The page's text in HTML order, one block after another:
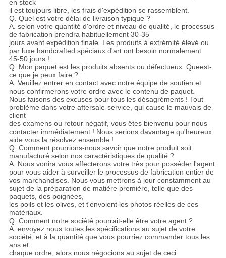
en stock
il est toujours libre, les frais d'expédition se rassemblent.
Q. Quel est votre délai de livraison typique ?
A. selon votre quantité d'ordre et niveau de qualité, le processus
de fabrication prendra habituellement 30-35
jours avant expédition finale. Les produits à extrémité élevé ou
par luxe handcrafted spéciaux d'art ont besoin normalement
45-50 jours !
Q. Mon paquet est les produits absents ou défectueux. Queest-
ce que je peux faire ?
A. Veuillez entrer en contact avec notre équipe de soutien et
nous confirmerons votre ordre avec le contenu de paquet.
Nous faisons des excuses pour tous les désagréments ! Tout
problème dans votre aftersale-service, qui cause le mauvais de
client
des examens ou retour négatif, vous êtes bienvenu pour nous
contacter immédiatement ! Nous serions davantage qu'heureux
aide vous la résolvez ensemble !
Q. Comment pourrions-nous savoir que notre produit soit
manufacturé selon nos caractéristiques de qualité ?
A. Nous vonira vous affecterons votre très pour posséder l'agent
pour vous aider à surveiller le processus de fabrication entier de
vos marchandises. Nous vous mettrons à jour constamment au
sujet de la préparation de matière première, telle que des
paquets, des poignées,
les poils et les olives, et t'envoient les photos réelles de ces
matériaux.
Q. Comment notre société pourrait-elle être votre agent ?
A. envoyez nous toutes les spécifications au sujet de votre
société, et à la quantité que vous pourriez commander tous les
ans et
chaque ordre, alors nous négocions au sujet de ceci.